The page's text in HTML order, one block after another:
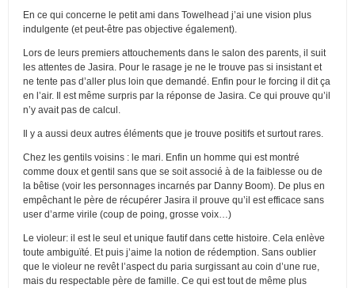
En ce qui concerne le petit ami dans Towelhead j’ai une vision plus
indulgente (et peut-être pas objective également).
Lors de leurs premiers attouchements dans le salon des parents, il suit
les attentes de Jasira. Pour le rasage je ne le trouve pas si insistant et
ne tente pas d’aller plus loin que demandé. Enfin pour le forcing il dit ça
en l’air. Il est même surpris par la réponse de Jasira. Ce qui prouve qu’il
n’y avait pas de calcul.
Il y a aussi deux autres éléments que je trouve positifs et surtout rares.
Chez les gentils voisins : le mari. Enfin un homme qui est montré
comme doux et gentil sans que se soit associé à de la faiblesse ou de
la bêtise (voir les personnages incarnés par Danny Boom). De plus en
empêchant le père de récupérer Jasira il prouve qu’il est efficace sans
user d’arme virile (coup de poing, grosse voix…)
Le violeur: il est le seul et unique fautif dans cette histoire. Cela enlève
toute ambiguïté. Et puis j’aime la notion de rédemption. Sans oublier
que le violeur ne revêt l’aspect du paria surgissant au coin d’une rue,
mais du respectable père de famille. Ce qui est tout de même plus